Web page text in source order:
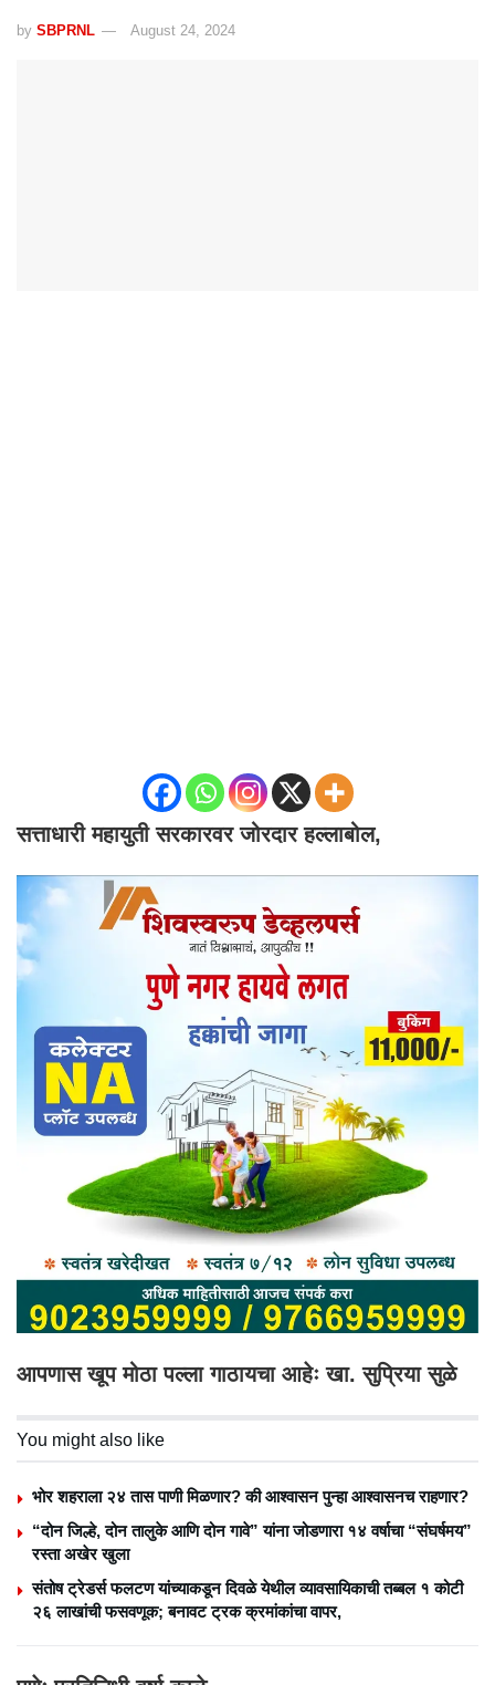
by SBPRNL August 24, 2024
सत्ताधारी महायुती सरकारवर जोरदार हल्लाबोल,
आपणास खूप मोठा पल्ला गाठायचा आहेः खा. सुप्रिया सुळे
You might also like
भोर शहराला २४ तास पाणी मिळणार? की आश्वासन पुन्हा आश्वासनच राहणार?
“दोन जिल्हे, दोन तालुके आणि दोन गावे” यांना जोडणारा १४ वर्षाचा “संघर्षमय”
रस्ता अखेर खुला
संतोष ट्रेडर्स फलटण यांच्याकडून दिवळे येथील व्यावसायिकाची तब्बल १ कोटी
२६ लाखांची फसवणूक; बनावट ट्रक क्रमांकांचा वापर,